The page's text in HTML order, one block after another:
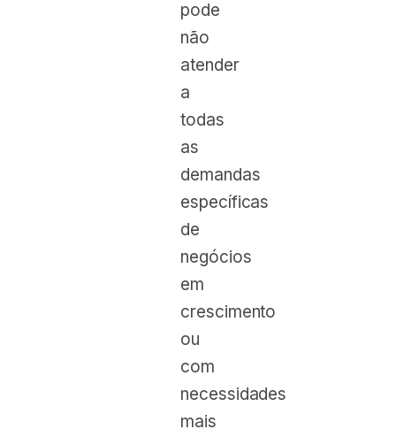
pode
não
atender
a
todas
as
demandas
específicas
de
negócios
em
crescimento
ou
com
necessidades
mais